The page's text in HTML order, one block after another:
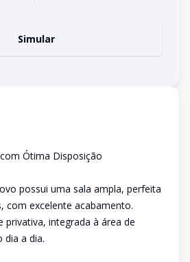
Simular
Ótima Disposição
possui uma sala ampla, perfeita
com excelente acabamento.
privativa, integrada à área de
dia a dia.